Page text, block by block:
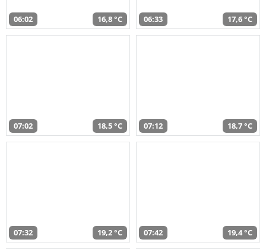
06:02 16,8 °C 06:33 17,6 °C
07:02 18,5 °C 07:12 18,7 °C
07:32 19,2 °C 07:42 19,4 °C